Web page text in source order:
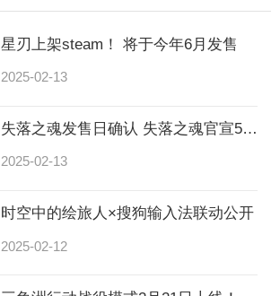
星刃上架steam！ 将于今年6月发售
2025-02-13
失落之魂发售日确认 失落之魂官宣5月30日发售！
2025-02-13
时空中的绘旅人×搜狗输入法联动公开
2025-02-12